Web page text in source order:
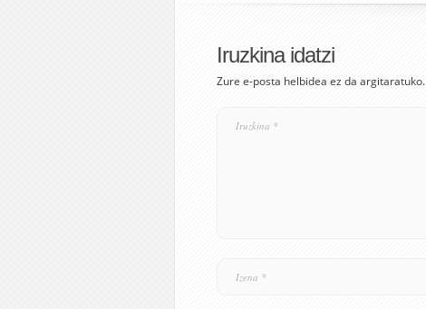
Iruzkina idatzi
Zure e-posta helbidea ez da argitaratuko.